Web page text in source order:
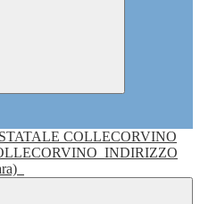
INDIRIZZO